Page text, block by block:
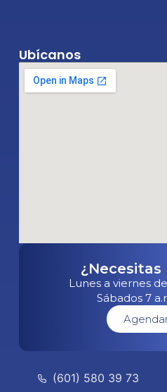
Ubícanos
¿Necesitas
Lunes a viernes
Sábados 7
(601) 580 39 73